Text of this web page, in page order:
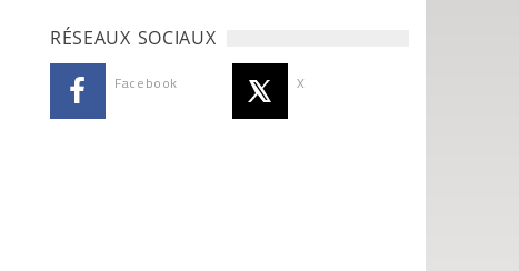
RÉSEAUX SOCIAUX
Facebook X